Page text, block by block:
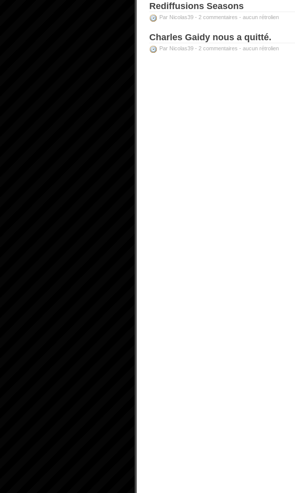
Rediffusions Seasons
Par Nicolas39 - 2 commentaires - aucun rétrolien
Charles Gaidy nous a quitté.
Par Nicolas39 - 2 commentaires - aucun rétrolien